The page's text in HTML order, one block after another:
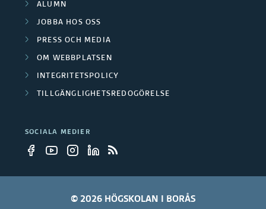
ALUMN
JOBBA HOS OSS
PRESS OCH MEDIA
OM WEBBPLATSEN
INTEGRITETSPOLICY
TILLGÄNGLIGHETSREDOGÖRELSE
SOCIALA MEDIER
© 2026 HÖGSKOLAN I BORÅS